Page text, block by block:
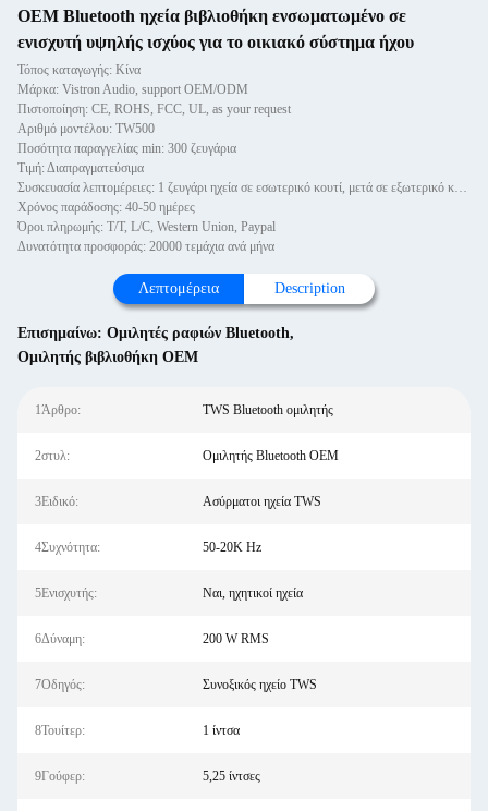
OEM Bluetooth ηχεία βιβλιοθήκη ενσωματωμένο σε
ενισχυτή υψηλής ισχύος για το οικιακό σύστημα ήχου
Τόπος καταγωγής: Κίνα
Μάρκα: Vistron Audio, support OEM/ODM
Πιστοποίηση: CE, ROHS, FCC, UL, as your request
Αριθμό μοντέλου: TW500
Ποσότητα παραγγελίας min: 300 ζευγάρια
Τιμή: Διαπραγματεύσιμα
Συσκευασία λεπτομέρειες: 1 ζευγάρι ηχεία σε εσωτερικό κουτί, μετά σε εξωτερικό κουτί.
Χρόνος παράδοσης: 40-50 ημέρες
Όροι πληρωμής: T/T, L/C, Western Union, Paypal
Δυνατότητα προσφοράς: 20000 τεμάχια ανά μήνα
Λεπτομέρεια Description
Επισημαίνω: Ομιλητές ραφιών Bluetooth,
Ομιλητής βιβλιοθήκη OEM
1Άρθρο: TWS Bluetooth ομιλητής
2στυλ: Ομιλητής Bluetooth OEM
3Ειδικό: Ασύρματοι ηχεία TWS
4Συχνότητα: 50-20K Hz
5Ενισχυτής: Ναι, ηχητικοί ηχεία
6Δύναμη: 200 W RMS
7Οδηγός: Συνοξικός ηχείο TWS
8Τουίτερ: 1 ίντσα
9Γούφερ: 5,25 ίντσες